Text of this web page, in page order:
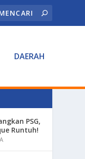
DAERAH
PSG,
Runtuh!